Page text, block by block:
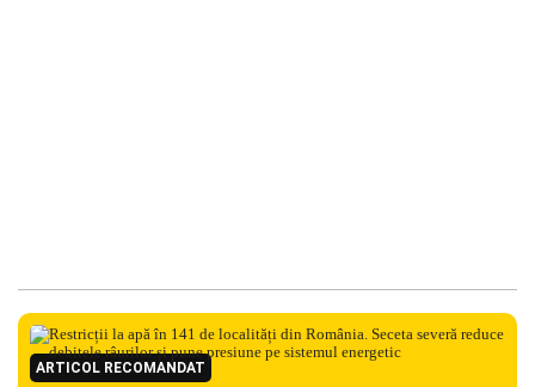
ARTICOL RECOMANDAT